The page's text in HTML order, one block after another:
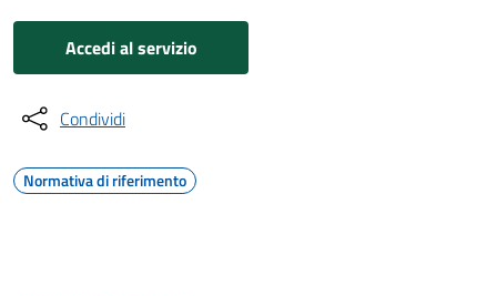
Accedi al servizio
Condividi
Normativa di riferimento